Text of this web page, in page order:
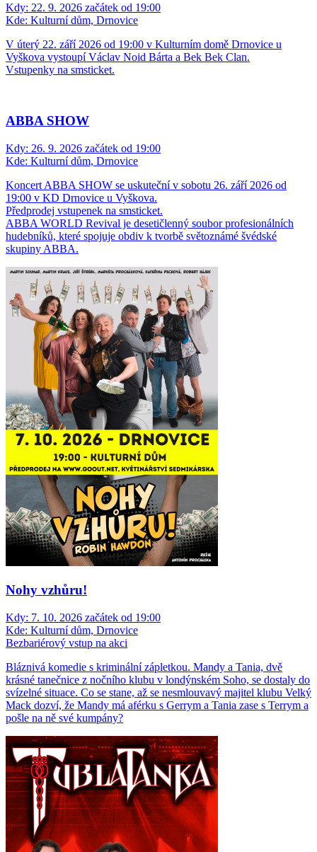
Kdy: 22. 9. 2026 začátek od 19:00
Kde: Kulturní dům, Drnovice
V úterý 22. září 2026 od 19:00 v Kulturním domě Drnovice u
Vyškova vystoupí Václav Noid Bárta a Bek Bek Clan.
Vstupenky na smsticket.
ABBA SHOW
Kdy: 26. 9. 2026 začátek od 19:00
Kde: Kulturní dům, Drnovice
Koncert ABBA SHOW se uskuteční v sobotu 26. září 2026 od
19:00 v KD Drnovice u Vyškova.
Předprodej vstupenek na smsticket.
ABBA WORLD Revival je desetičlenný soubor profesionálních
hudebníků, které spojuje obdiv k tvorbě světoznámé švédské
skupiny ABBA.
Nohy vzhůru!
Kdy: 7. 10. 2026 začátek od 19:00
Kde: Kulturní dům, Drnovice
Bezbariérový vstup na akci
Bláznivá komedie s kriminální zápletkou. Mandy a Tania, dvě
krásné tanečnice z nočního klubu v londýnském Soho, se dostaly do
svízelné situace. Co se stane, až se nesmlouvavý majitel klubu Velký
Mack dozví, že Mandy má aférku s Gerrym a Tania zase s Terrym a
pošle na ně své kumpány?